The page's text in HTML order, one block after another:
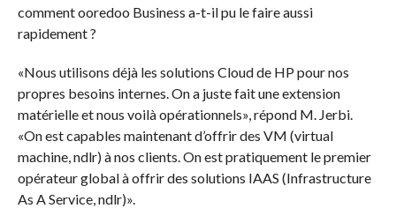
comment ooredoo Business a-t-il pu le faire aussi
rapidement ?
«Nous utilisons déjà les solutions Cloud de HP pour nos
propres besoins internes. On a juste fait une extension
matérielle et nous voilà opérationnels», répond M. Jerbi.
«On est capables maintenant d’offrir des VM (virtual
machine, ndlr) à nos clients. On est pratiquement le premier
opérateur global à offrir des solutions IAAS (Infrastructure
As A Service, ndlr)».